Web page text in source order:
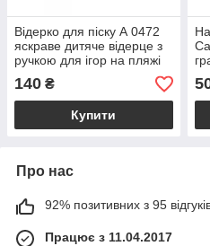
Відерко для піску А 0472
яскраве дитяче відерце з
ручкою для ігор на пляжі
та в пісочниці
140 ₴
Купити
Про нас
92% позитивних з 95
Працює з 11.04.2017